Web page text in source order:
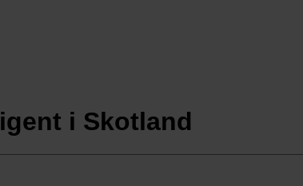
i Skotland